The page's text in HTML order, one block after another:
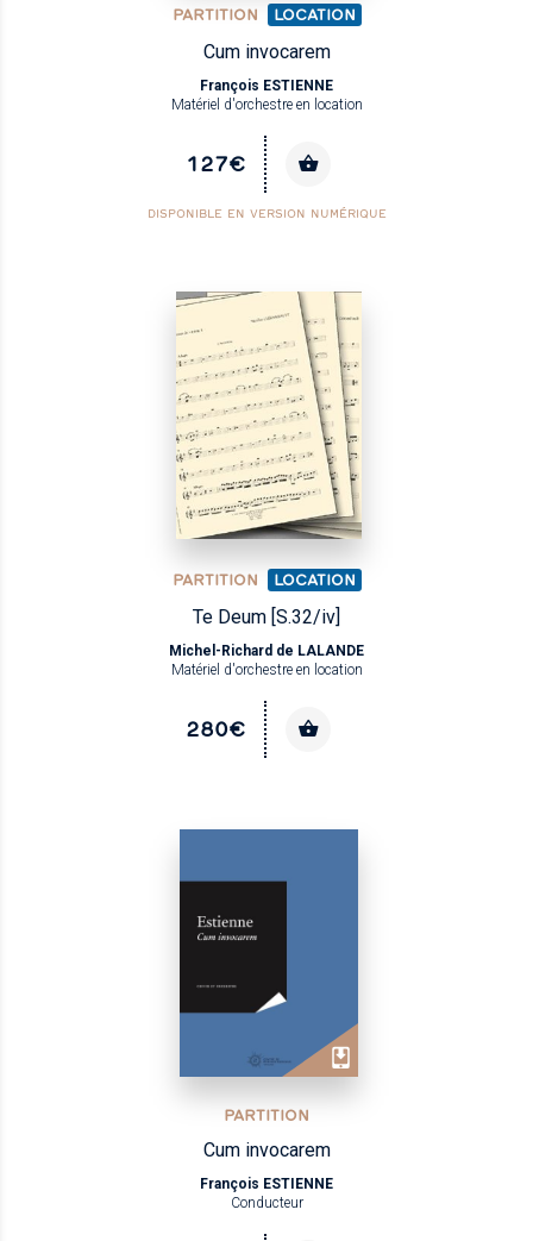
PARTITION LOCATION
Cum invocarem
François ESTIENNE
Matériel d'orchestre en location
127€
DISPONIBLE EN VERSION NUMÉRIQUE
PARTITION LOCATION
Te Deum [S.32/iv]
Michel-Richard de LALANDE
Matériel d'orchestre en location
280€
PARTITION
Cum invocarem
François ESTIENNE
Conducteur